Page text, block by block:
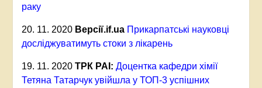
раку
20. 11. 2020 Версії.if.ua Прикарпатські науковці
досліджуватимуть стоки з лікарень
19. 11. 2020 ТРК РАІ: Доцентка кафедри хімії
Тетяна Татарчук увійшла у ТОП-3 успішних